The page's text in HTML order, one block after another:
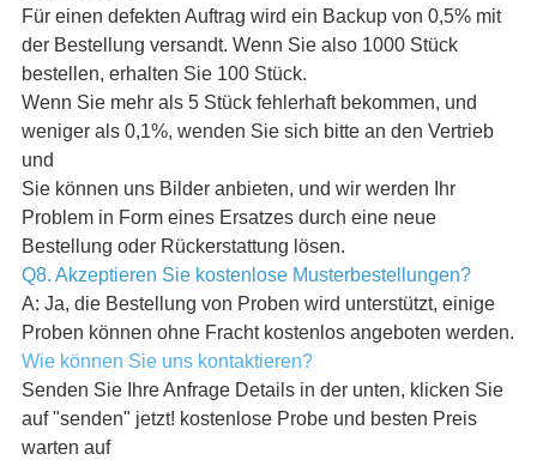
Für einen defekten Auftrag wird ein Backup von 0,5% mit
der Bestellung versandt. Wenn Sie also 1000 Stück
bestellen, erhalten Sie 100 Stück.
Wenn Sie mehr als 5 Stück fehlerhaft bekommen, und
weniger als 0,1%, wenden Sie sich bitte an den Vertrieb
und
Sie können uns Bilder anbieten, und wir werden Ihr
Problem in Form eines Ersatzes durch eine neue
Bestellung oder Rückerstattung lösen.
Q8. Akzeptieren Sie kostenlose Musterbestellungen?
A: Ja, die Bestellung von Proben wird unterstützt, einige
Proben können ohne Fracht kostenlos angeboten werden.
Wie können Sie uns kontaktieren?
Senden Sie Ihre Anfrage Details in der unten, klicken Sie
auf "senden" jetzt! kostenlose Probe und besten Preis
warten auf